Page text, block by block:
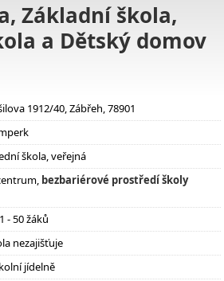
Základní škola,
a Dětský domov
1912/40, Zábřeh, 78901
škola, veřejná
bezbariérové prostředí školy
- 50 žáků
nezajišťuje
jídelně